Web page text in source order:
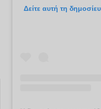
Δείτε αυτή τη